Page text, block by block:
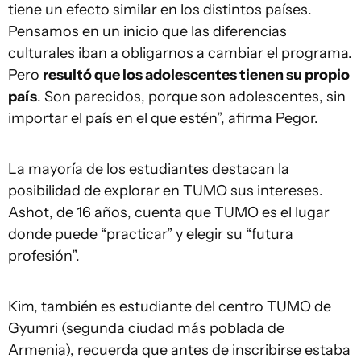
tiene un efecto similar en los distintos países.
Pensamos en un inicio que las diferencias
culturales iban a obligarnos a cambiar el programa.
Pero resultó que los adolescentes tienen su propio
país. Son parecidos, porque son adolescentes, sin
importar el país en el que estén”, afirma Pegor.
La mayoría de los estudiantes destacan la
posibilidad de explorar en TUMO sus intereses.
Ashot, de 16 años, cuenta que TUMO es el lugar
donde puede “practicar” y elegir su “futura
profesión”.
Kim, también es estudiante del centro TUMO de
Gyumri (segunda ciudad más poblada de
Armenia), recuerda que antes de inscribirse estaba